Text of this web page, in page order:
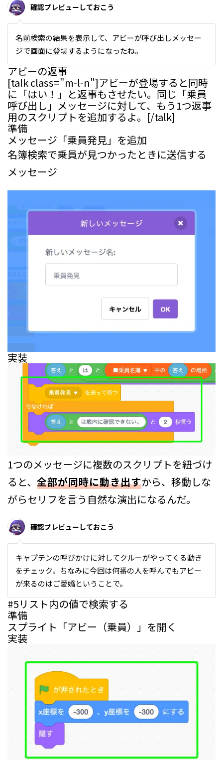
確認プレビューしておこう
名前検索の結果を表示して、アビーが呼び出しメッセー
ジで画面に登場するようになったね。
アビーの返事
[talk class="m-l-n"]アビーが登場すると同時
に「はい！」と返事もさせたい。同じ「乗員
呼び出し」メッセージに対して、もう1つ返事
用のスクリプトを追加するよ。[/talk]
準備
メッセージ「乗員発見」を追加
名簿検索で乗員が見つかったときに送信する
メッセージ
実装
1つのメッセージに複数のスクリプトを紐づけ
ると、 全部が同時に動き出すから、移動しな
がらセリフを言う自然な演出になるんだ。
確認プレビューしておこう
キャプテンの呼びかけに対してクルーがやってくる動き
をチェック。ちなみに今回は何番の人を呼んでもアビー
が来るのはご愛嬌ということで。
#5リスト内の値で検索する
準備
スプライト「アビー（乗員）」を開く
実装